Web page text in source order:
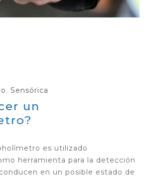
, Sensórica
un
es utilizado
herramienta para la detección
en un posible estado de